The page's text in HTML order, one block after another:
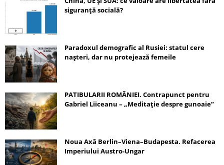
siguranță socială?
Paradoxul demografic al Rusiei: statul cere
nașteri, dar nu protejează femeile
PATIBULARII ROMÂNIEI. Contrapunct pentru
Gabriel Liiceanu – „Meditație despre gunoaie”
Noua Axă Berlin–Viena–Budapesta. Refacerea
Imperiului Austro-Ungar